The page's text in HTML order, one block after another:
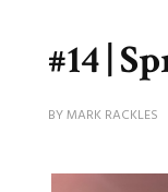
#14 |
BYMARK RACKLES